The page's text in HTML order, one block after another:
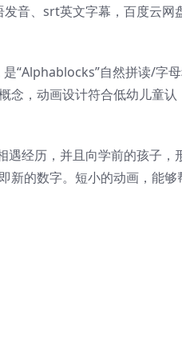
音、srt英文字幕，百度云网
“Alphablocks”自然拼读/字
念，动画设计符合低幼儿童认
经历，并且向学前的孩子，
新的数字。短小的动画，能够